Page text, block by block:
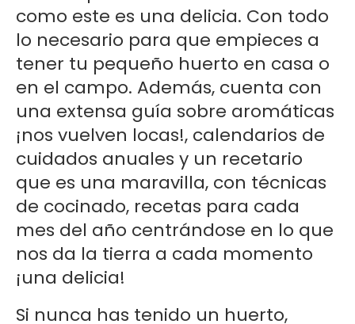
como este es una delicia. Con todo
lo necesario para que empieces a
tener tu pequeño huerto en casa o
en el campo. Además, cuenta con
una extensa guía sobre aromáticas
¡nos vuelven locas!, calendarios de
cuidados anuales y un recetario
que es una maravilla, con técnicas
de cocinado, recetas para cada
mes del año centrándose en lo que
nos da la tierra a cada momento
¡una delicia!
Si nunca has tenido un huerto,